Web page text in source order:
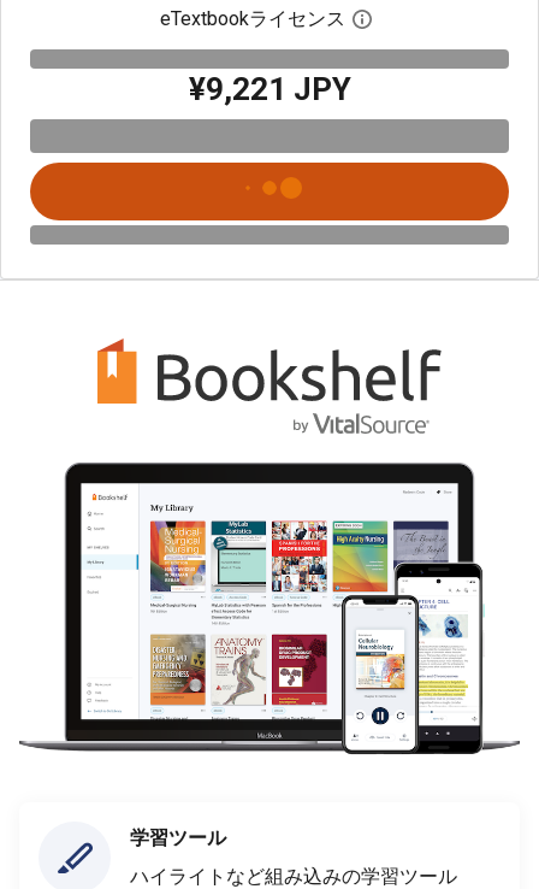
eTextbookライセンス デジタルライセン
¥9,221 JPY
学習ツール
ハイライトなど組み込みの学習ツール